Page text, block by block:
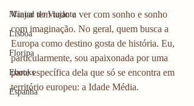
Manual do Viajante
Lisboa
Floripa
Ebooks
Espanha
Viajar tem tudo a ver com sonho e sonho
com imaginação. No geral, quem busca a
Europa como destino gosta de história. Eu,
particularmente, sou apaixonada por uma
parte específica dela que só se encontra em
território europeu: a Idade Média.